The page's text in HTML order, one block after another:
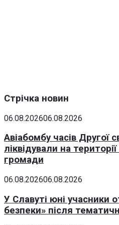
Стрічка новин
06.08.202606.08.2026
Авіабомбу часів Другої
ліквідували на
громади
06.08.202606.08.2026
У Славуті юні учасники
безпеки» після